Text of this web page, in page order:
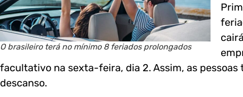
O brasileiro terá no mínimo 8 feriados prolongados
facultativo na sexta-feira, dia 2. Assim, as
descanso.